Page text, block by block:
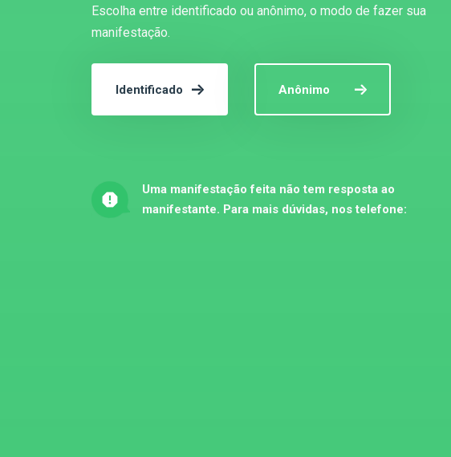
Escolha entre identificado ou anônimo, o modo de fazer sua
manifestação.
Identificado Anônimo
Uma manifestação feita não tem resposta ao
manifestante. Para mais dúvidas, nos telefone: